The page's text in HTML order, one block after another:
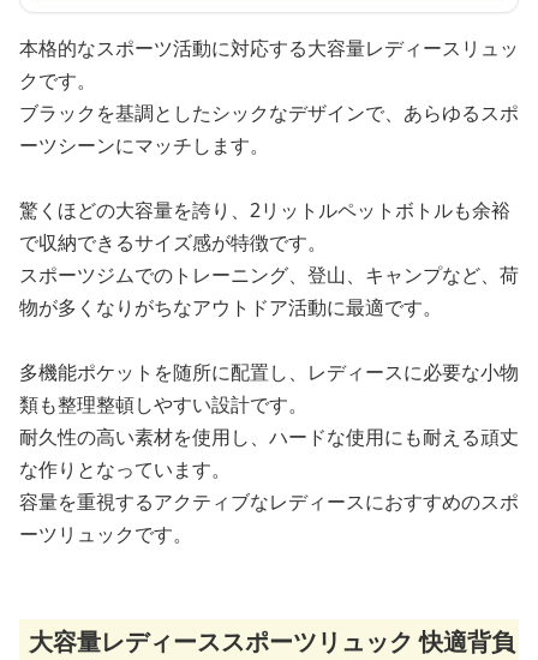
本格的なスポーツ活動に対応する大容量レディースリュッ
クです。
ブラックを基調としたシックなデザインで、あらゆるスポ
ーツシーンにマッチします。
驚くほどの大容量を誇り、2リットルペットボトルも余裕
で収納できるサイズ感が特徴です。
スポーツジムでのトレーニング、登山、キャンプなど、荷
物が多くなりがちなアウトドア活動に最適です。
多機能ポケットを随所に配置し、レディースに必要な小物
類も整理整頓しやすい設計です。
耐久性の高い素材を使用し、ハードな使用にも耐える頑丈
な作りとなっています。
容量を重視するアクティブなレディースにおすすめのスポ
ーツリュックです。
大容量レディーススポーツリュック 快適背負